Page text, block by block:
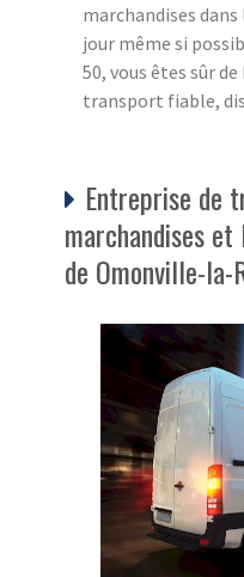
marchandises
jour même si
50, vous êtes sûr
transport fiable,
Entreprise de
marchandises
de Omonville-la-